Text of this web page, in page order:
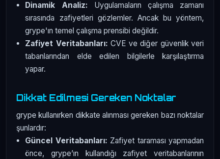
Dinamik Analiz: Uygulamaların çalışma zamanı
sırasında zafiyetleri gözlemler. Ancak bu yöntem,
grype'ın temel çalışma prensibi değildir.
Zafiyet Veritabanları: CVE ve diğer güvenlik veri
tabanlarından elde edilen bilgilerle karşılaştırma
yapar.
Dikkat Edilmesi Gereken Noktalar
grype kullanırken dikkate alınması gereken bazı noktalar
şunlardır:
Güncel Veritabanları: Zafiyet taraması yapmadan
önce, grype’ın kullandığı zafiyet veritabanlarının